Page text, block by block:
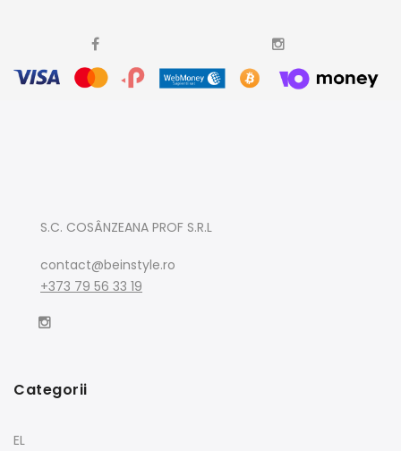
S.C. COSÂNZEANA PROF S.R.L
contact@beinstyle.ro
+373 79 56 33 19
Categorii
EL